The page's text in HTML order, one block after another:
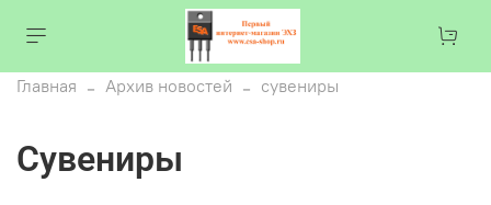
Главная Архив новостей сувениры
сувениры